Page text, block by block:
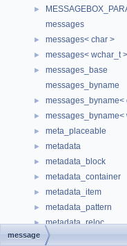
►
messages
► messages< char >
► messages< wchar_t >
►
messages_base
messages_byname
► messages_byname<
► messages_byname<
► meta_placeable
► metadata
► metadata_block
► metadata_container
► metadata_item
► metadata_pattern
► metadata_reloc
► metadata_reloc_ref
message